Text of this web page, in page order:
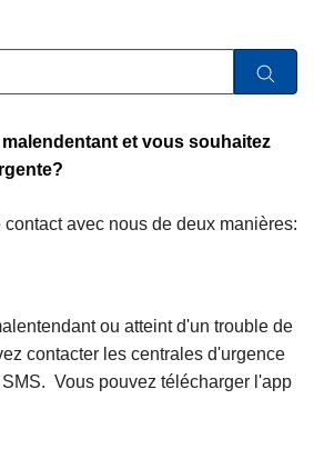
et vous souhaitez
avec nous de deux manières:
ou atteint d'un trouble de
contacter les centrales d'urgence
Vous pouvez télécharger l'app